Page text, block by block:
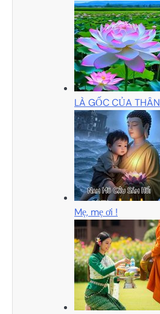
LÀ GỐC CỦA THÂN
Mẹ, mẹ ơi !